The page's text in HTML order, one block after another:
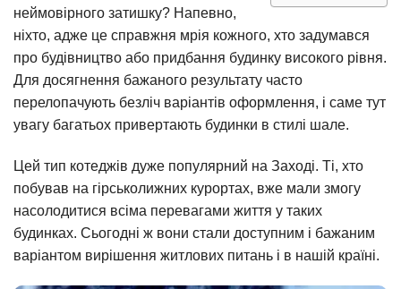
неймовірного затишку? Напевно,
ніхто, адже це справжня мрія кожного, хто задумався
про будівництво або придбання будинку високого рівня.
Для досягнення бажаного результату часто
перелопачують безліч варіантів оформлення, і саме тут
увагу багатьох привертають будинки в стилі шале.
Цей тип котеджів дуже популярний на Заході. Ті, хто
побував на гірськолижних курортах, вже мали змогу
насолодитися всіма перевагами життя у таких
будинках. Сьогодні ж вони стали доступним і бажаним
варіантом вирішення житлових питань і в нашій країні.